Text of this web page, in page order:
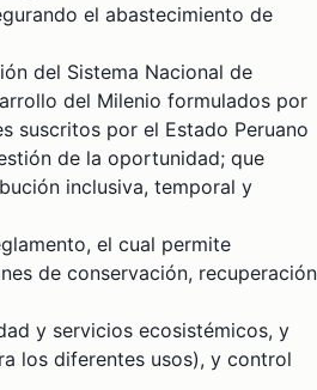
el abastecimiento de
del Sistema Nacional de
del Milenio formulados por
suscritos por el Estado Peruano
de la oportunidad; que
inclusiva, temporal y
el cual permite
de conservación, recuperación
y servicios ecosistémicos, y
los diferentes usos), y control